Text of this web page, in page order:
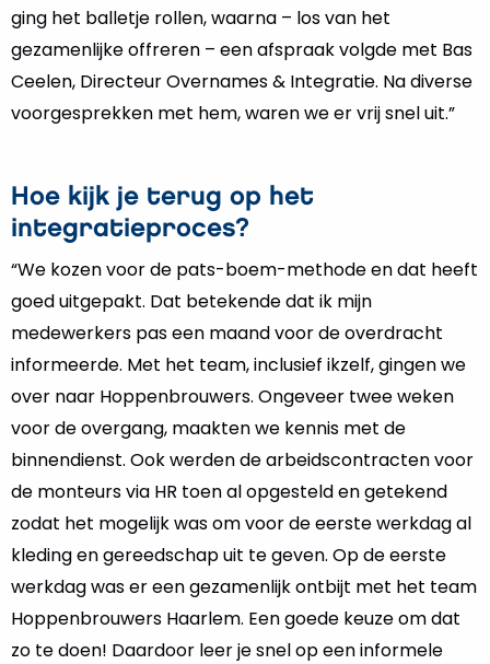
ging het balletje rollen, waarna – los van het
gezamenlijke offreren – een afspraak volgde met Bas
Ceelen, Directeur Overnames & Integratie. Na diverse
voorgesprekken met hem, waren we er vrij snel uit.”
Hoe kijk je terug op het
integratieproces?
“We kozen voor de pats-boem-methode en dat heeft
goed uitgepakt. Dat betekende dat ik mijn
medewerkers pas een maand voor de overdracht
informeerde. Met het team, inclusief ikzelf, gingen we
over naar Hoppenbrouwers. Ongeveer twee weken
voor de overgang, maakten we kennis met de
binnendienst. Ook werden de arbeidscontracten voor
de monteurs via HR toen al opgesteld en getekend
zodat het mogelijk was om voor de eerste werkdag al
kleding en gereedschap uit te geven. Op de eerste
werkdag was er een gezamenlijk ontbijt met het team
Hoppenbrouwers Haarlem. Een goede keuze om dat
zo te doen! Daardoor leer je snel op een informele